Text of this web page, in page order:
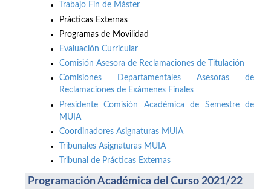
Trabajo Fin de Máster
Prácticas Externas
Programas de Movilidad
Evaluación Curricular
Comisión Asesora de Reclamaciones de Titulación
Comisiones Departamentales Asesoras de
Reclamaciones de Exámenes Finales
Presidente Comisión Académica de Semestre de
MUIA
Coordinadores Asignaturas MUIA
Tribunales Asignaturas MUIA
Tribunal de Prácticas Externas
Programación Académica del Curso 2021/22